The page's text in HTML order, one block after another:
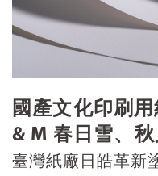
國產文化印刷用
& M 春日雪、
臺灣紙廠日皓革新